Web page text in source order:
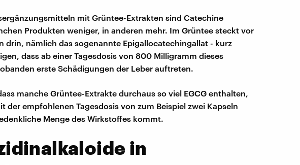
mit Grüntee-Extrakten sind Catechine
Produkten weniger, in anderen mehr. Im Grüntee steckt vor
drin, nämlich das sogenannte Epigallocatechingallat - kurz
dass ab einer Tagesdosis von 800 Milligramm dieses
erste Schädigungen der Leber auftreten.
manche Grüntee-Extrakte durchaus so viel EGCG enthalten,
der empfohlenen Tagesdosis von zum Beispiel zwei Kapseln
Menge des Wirkstoffes kommt.
in